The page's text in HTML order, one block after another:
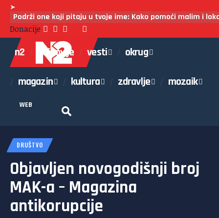
➤
Podrži one koji pitaju u tvoje ime: Kako pomoći malim i
Donacije
n2 najnovije vesti okrug
magazin kultura zdravlje mozaik
WEB
DRUŠTVO
Objavljen novogodišnji broj
MAK-a – Magazina
antikorupcije